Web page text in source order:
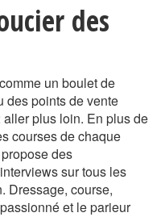
des
un boulet de
des points de vente
aller plus loin. En plus de
courses de chaque
des
sur tous les
Dressage, course,
et le parieur